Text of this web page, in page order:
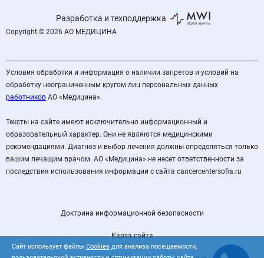
Разработка и техподдержка
Copyright © 2026 АО МЕДИЦИНА
Условия обработки и информация о наличии запретов и условий на
обработку неограниченным кругом лиц персональных данных
работников АО «Медицина».
Тексты на сайте имеют исключительно информационный и
образовательный характер. Они не являются медицинскими
рекомендациями. Диагноз и выбор лечения должны определяться только
вашим лечащим врачом. АО «Медицина» не несет ответственности за
последствия использования информации с сайта cancercentersofia.ru
Доктрина информационной безопасности
Карта сайта
Сайт использует файлы Cookies для анализа посещаемости,